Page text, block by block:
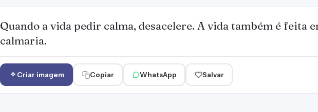
Quando a vida pedir calma, desacelere. A vida também é feita
calmaria.
Criar imagem Copiar WhatsApp Salvar